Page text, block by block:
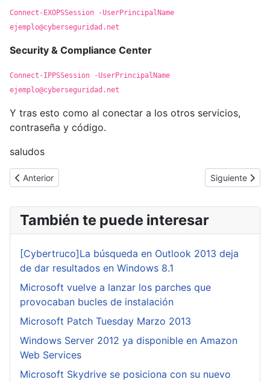
Connect-EXOPSSession -UserPrincipalName
ejemplo@cyberseguridad.net
Security & Compliance Center
Connect-IPPSSession -UserPrincipalName
ejemplo@cyberseguridad.net
Y tras esto como al conectar a los otros servicios,
contraseña y código.
saludos
Artículo anterior: [Cybertruco]Eliminar un antiguo controlador de
Anterior Artículo
Siguiente
También te puede interesar
[Cybertruco]La búsqueda en Outlook 2013 deja
de dar resultados en Windows 8.1
Microsoft vuelve a lanzar los parches que
provocaban bucles de instalación
Microsoft Patch Tuesday Marzo 2013
Windows Server 2012 ya disponible en Amazon
Web Services
Microsoft Skydrive se posiciona con su nuevo